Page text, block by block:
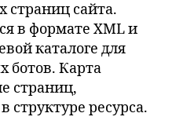
страниц сайта.
в формате XML и
каталоге для
ботов. Карта
страниц,
структуре ресурса.